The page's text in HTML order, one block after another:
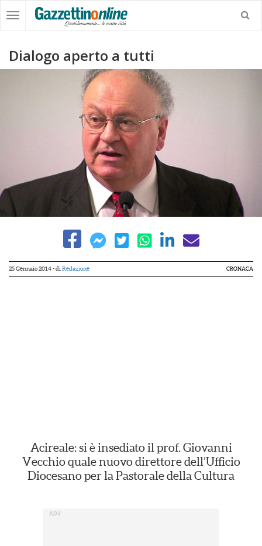
Dialogo aperto a tutti
25 Gennaio 2014- di Redazione CRONACA
Acireale: si è insediato il prof. Giovanni
Vecchio quale nuovo direttore dell’Ufficio
Diocesano per la Pastorale della Cultura